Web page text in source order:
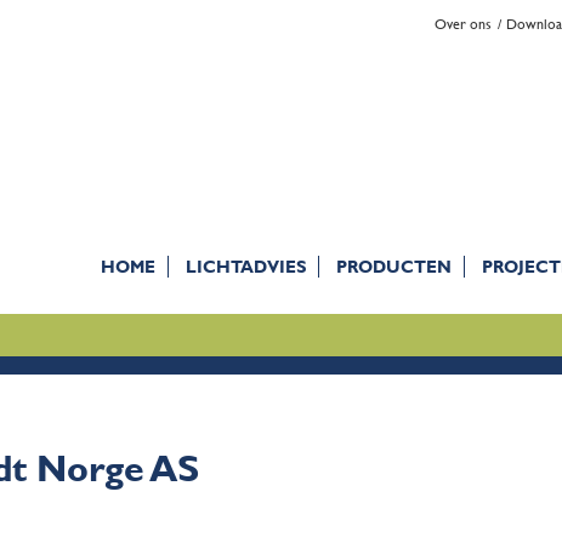
Over ons
HOME LICHTADVIES PRODUCTEN
Norge AS